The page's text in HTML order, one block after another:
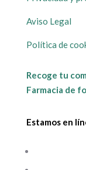
Aviso Legal
Política de
Recoge tu
Farmacia de
Estamos en